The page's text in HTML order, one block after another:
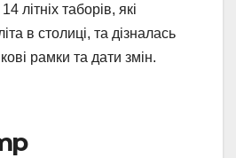
літніх таборів, які
в столиці, та дізналась
рамки та дати змін.